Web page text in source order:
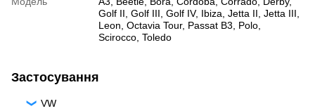
Golf II Golf III Golf IV, Ibiza Jetta II Jetta III
Leon Octavia Tour, Passat B3 Polo
Scirocco Toledo
Застосування
VW